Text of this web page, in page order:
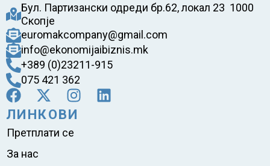
Бул. Партизански одреди бр.62, локал 23 1000
Скопје
euromakcompany@gmail.com
info@ekonomijaibiznis.mk
+389 (0)23211-915
075 421 362
ЛИНКОВИ
Претплати се
За нас